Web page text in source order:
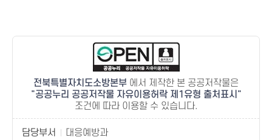
전북특별자치도소방본부 에서 제작한 본 공공저작물은
공공누리 공공저작물 자유이용허락 제1유형 출처표시
조건에 따라 이용할 수 있습니다.
담당부서
대응예방과